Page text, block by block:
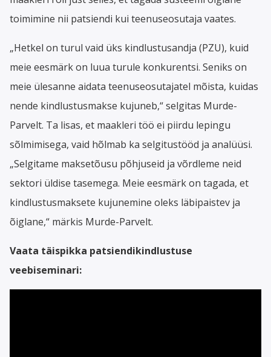
toimimine nii patsiendi kui teenuseosutaja vaates.
„Hetkel on turul vaid üks kindlustusandja (PZU), kuid
meie eesmärk on luua turule konkurentsi. Seniks on
meie ülesanne aidata teenuseosutajatel mõista, kuidas
nende kindlustusmakse kujuneb,“ selgitas Murde-
Parvelt. Ta lisas, et maakleri töö ei piirdu lepingu
sõlmimisega, vaid hõlmab ka selgitustööd ja analüüsi.
„Selgitame maksetõusu põhjuseid ja võrdleme neid
sektori üldise tasemega. Meie eesmärk on tagada, et
kindlustusmaksete kujunemine oleks läbipaistev ja
õiglane,“ märkis Murde-Parvelt.
Vaata täispikka patsiendikindlustuse
veebiseminari: